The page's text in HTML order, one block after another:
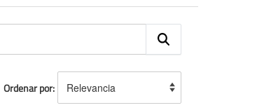
Ordenar por